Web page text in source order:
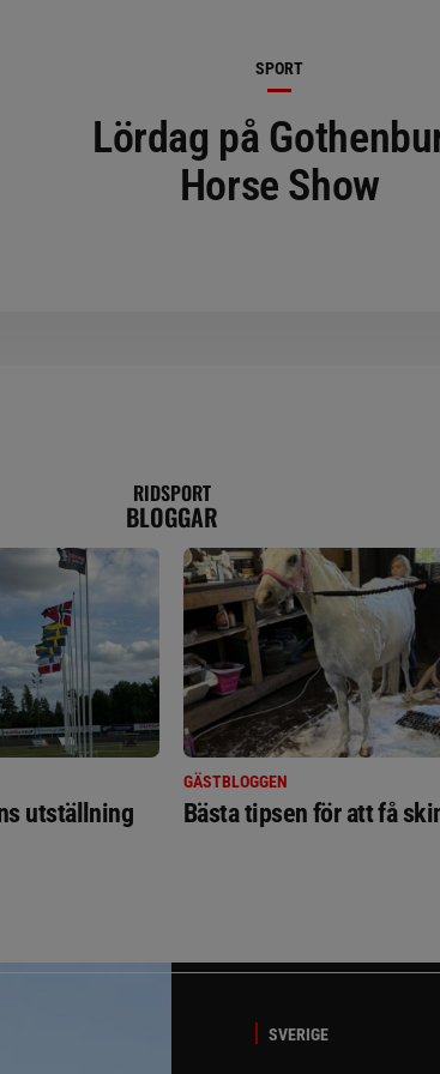
SPORT
Lördag på
Horse Show
RIDSPORT
BLOGGAR
utställning
GÄSTBLOGGEN
Bästa tipsen för att få
SVERIGE